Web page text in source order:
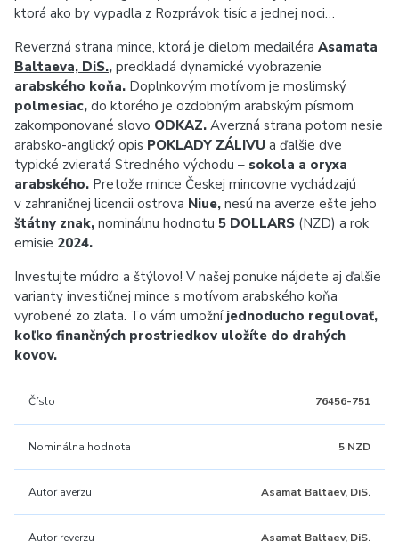
ktorá ako by vypadla z Rozprávok tisíc a jednej noci…
Reverzná strana mince, ktorá je dielom medailéra Asamata
Baltaeva, DiS., predkladá dynamické vyobrazenie
arabského koňa. Doplnkovým motívom je moslimský
polmesiac, do ktorého je ozdobným arabským písmom
zakomponované slovo ODKAZ. Averzná strana potom nesie
arabsko-anglický opis POKLADY ZÁLIVU a ďalšie dve
typické zvieratá Stredného východu – sokola a oryxa
arabského. Pretože mince Českej mincovne vychádzajú
v zahraničnej licencii ostrova Niue, nesú na averze ešte jeho
štátny znak, nominálnu hodnotu 5 DOLLARS (NZD) a rok
emisie 2024.
Investujte múdro a štýlovo! V našej ponuke nájdete aj ďalšie
varianty investičnej mince s motívom arabského koňa
vyrobené zo zlata. To vám umožní jednoducho regulovať,
koľko finančných prostriedkov uložíte do drahých
kovov.
Číslo 76456-751
Nominálna hodnota 5 NZD
Autor averzu Asamat Baltaev, DiS.
Autor reverzu Asamat Baltaev, DiS.